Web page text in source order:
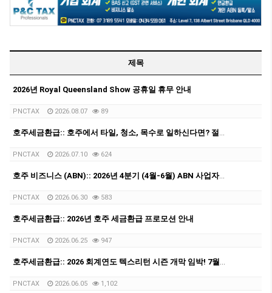
제목
2026년 Royal Queensland Show 공휴일 휴무 안내
PNCTAX 2026.08.07 89
호주세금환급:: 호주에서 타일, 청소, 목수로 일하신다면? 절세할 수 있는 방법을 알고 계신가요?
PNCTAX 2026.07.10 624
호주 비즈니스 (ABN):: 2026년 4분기 (4월-6월) ABN 사업자 GST/BAS 신고 마감일 안내 (7월28일)
PNCTAX 2026.06.30 583
호주세금환급:: 2026년 호주 세금환급 프로모션 안내
PNCTAX 2026.06.25 947
호주세금환급:: 2026 회계연도 텍스리턴 시즌 개막 임박! 7월 텍스리턴 전 필수 체크: ATO 집중 세무조사 타겟 총정리
PNCTAX 2026.06.05 1,102